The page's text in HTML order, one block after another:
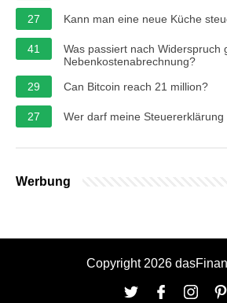
27 Kann man eine neue Küche
41
Was passiert nach Widerspruch
Nebenkostenabrechnung?
29
Can Bitcoin reach 21 million?
27 Wer darf meine Steuererklärung
Werbung
Copyright 2026